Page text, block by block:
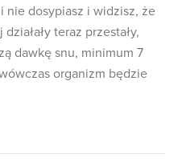
dosypiasz i widzisz, że
teraz przestały,
dawkę snu, minimum 7
organizm będzie